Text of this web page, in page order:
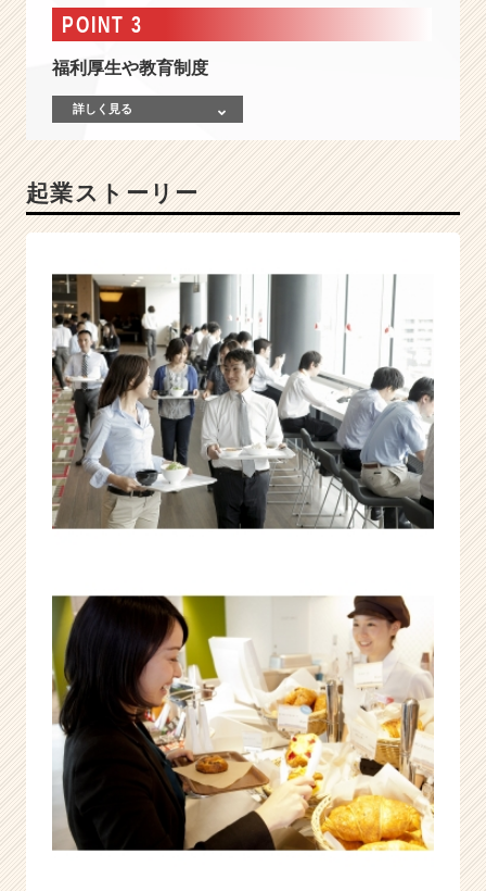
業
界
初
生
リ
デ
ン
グ
カ
ン
パ
ニ
ー
で
戦
の
人」
へ！！
|
ベ
ン
チ
ャ
ー・
成
長
企
POINT 3
福利厚生や教育制度
詳しく見る
起業ストーリー